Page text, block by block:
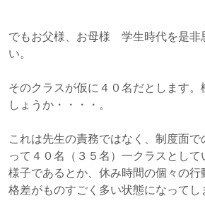
でもお父様、お母様 学生時代を是非
い。
そのクラスが仮に４０名だとします
しょうか・・・・。
これは先生の責務ではなく、制度面
って４０名（３５名）一クラスとし
様子であるとか、休み時間の個々の行
格差がものすごく多い状態になってし